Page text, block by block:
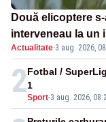
Două elicoptere
interveneau la un
Actualitate·3 aug. 2026,
2Sport-3 aug. 2026,
Fotbal /
1